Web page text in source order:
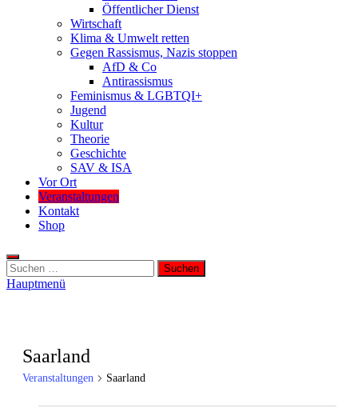
Öffentlicher Dienst
Wirtschaft
Klima & Umwelt retten
Gegen Rassismus, Nazis stoppen
AfD & Co
Antirassismus
Feminismus & LGBTQI+
Jugend
Kultur
Theorie
Geschichte
SAV & ISA
Vor Ort
Veranstaltungen
Kontakt
Shop
Suchen
nach:
Hauptmenü
Saarland
Veranstaltungen Saarland